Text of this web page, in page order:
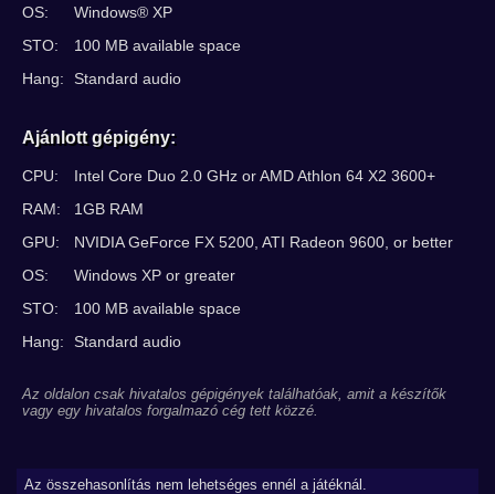
OS:
Windows® XP
STO:
100 MB available space
Hang:
Standard audio
Ajánlott gépigény:
CPU:
Intel Core Duo 2.0 GHz or AMD Athlon 64 X2 3600+
RAM:
1GB RAM
GPU:
NVIDIA GeForce FX 5200, ATI Radeon 9600, or better
OS:
Windows XP or greater
STO:
100 MB available space
Hang:
Standard audio
Az oldalon csak hivatalos gépigények találhatóak, amit a készítők
vagy egy hivatalos forgalmazó cég tett közzé.
Az összehasonlítás nem lehetséges ennél a játéknál.